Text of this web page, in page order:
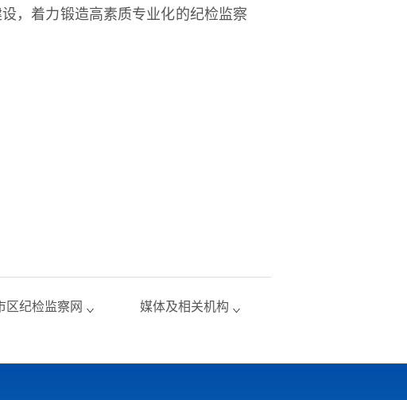
，着力锻造高素质专业化的纪检监察
区纪检监察网 媒体及相关机构